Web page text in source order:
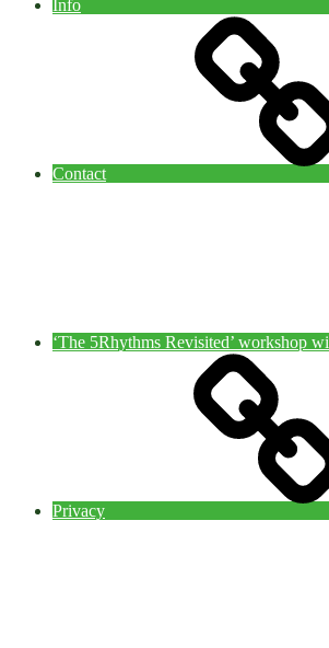
Info
Contact
‘The 5Rhythms Revisited’ workshop
Privacy